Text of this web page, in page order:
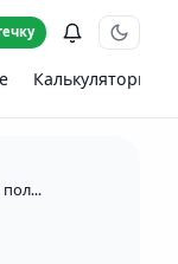
Калькуляторы
ИИ в маркетинге: от постов до стратегии за полтора часа